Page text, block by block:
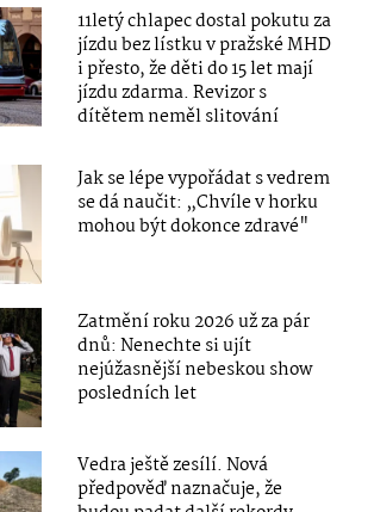
11letý chlapec dostal pokutu za
jízdu bez lístku v pražské MHD
i přesto, že děti do 15 let mají
jízdu zdarma. Revizor s
dítětem neměl slitování
Jak se lépe vypořádat s vedrem
se dá naučit: „Chvíle v horku
mohou být dokonce zdravé"
Zatmění roku 2026 už za pár
dnů: Nenechte si ujít
nejúžasnější nebeskou show
posledních let
Vedra ještě zesílí. Nová
předpověď naznačuje, že